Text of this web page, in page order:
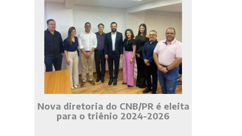
Nova diretoria do CNB/PR é eleita
para o triênio 2024-2026